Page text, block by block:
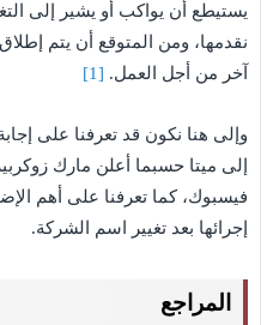
يستيطع أن يواكب أو يشير إلى
نقدمها، ومن المتوقع أن يتم
آخر من أجل العمل. [1]
وإلى هنا نكون قد تعرفنا على
إلى ميتا حسبما أعلن مارك
فيسبوك، كما تعرفنا على أهم
إجرائها بعد تغيير اسم الشركة.
المراجع